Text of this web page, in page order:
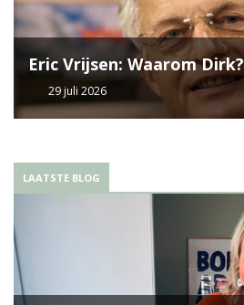
Eric Vrijsen: Waarom Dirk?
29 juli 2026
LAATSTE BLOG